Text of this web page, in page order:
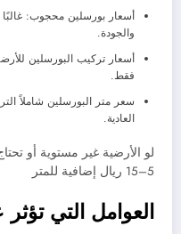
والجودة.
فقط.
العادية.
لو الأرضية غير مستوية أو
5–15 ريال إضافية للمتر
العوامل التي تؤثر